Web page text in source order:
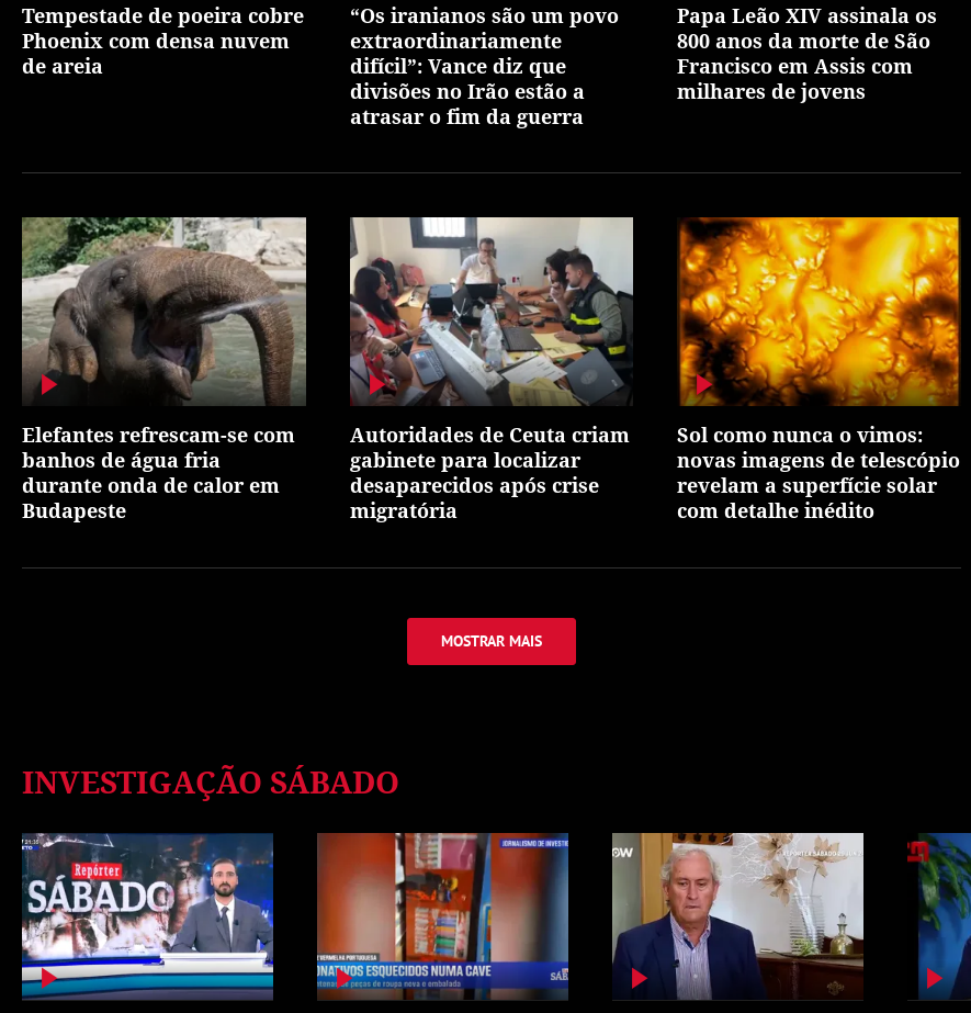
Tempestade de poeira cobre
Phoenix com densa nuvem
de areia
“Os iranianos são um povo
extraordinariamente
difícil”: Vance diz que
divisões no Irão estão a
atrasar o fim da guerra
Papa Leão XIV assinala os
800 anos da morte de São
Francisco em Assis com
milhares de jovens
Elefantes refrescam-se com
banhos de água fria
durante onda de calor em
Budapeste
Autoridades de Ceuta criam
gabinete para localizar
desaparecidos após crise
migratória
Sol como nunca o vimos:
novas imagens de telescópio
revelam a superfície solar
com detalhe inédito
MOSTRAR MAIS
INVESTIGAÇÃO SÁBADO